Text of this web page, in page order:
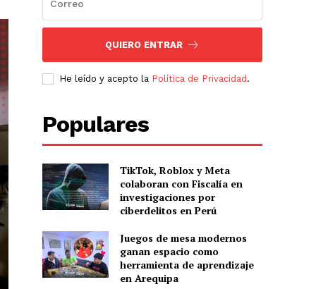
QUIERO ENTRAR
He leído y acepto la Política de Privacidad .
Populares
TikTok, Roblox y Meta
colaboran con Fiscalía en
investigaciones por
ciberdelitos en Perú
Juegos de mesa modernos
ganan espacio como
herramienta de aprendizaje
en Arequipa